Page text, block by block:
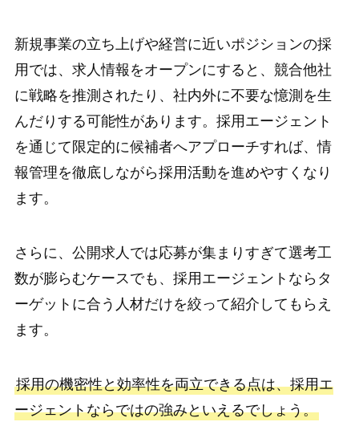
新規事業の立ち上げや経営に近いポジションの採
用では、求人情報をオープンにすると、競合他社
に戦略を推測されたり、社内外に不要な憶測を生
んだりする可能性があります。採用エージェント
を通じて限定的に候補者へアプローチすれば、情
報管理を徹底しながら採用活動を進めやすくなり
ます。
さらに、公開求人では応募が集まりすぎて選考工
数が膨らむケースでも、採用エージェントならタ
ーゲットに合う人材だけを絞って紹介してもらえ
ます。
採用の機密性と効率性を両立できる点は、採用エ
ージェントならではの強みといえるでしょう。